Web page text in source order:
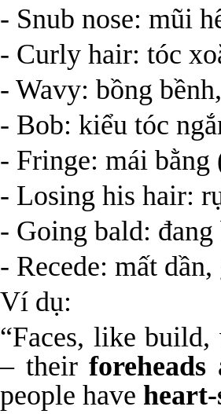
- Snub nose: mũi
- Curly hair: tóc
- Wavy: bồng
- Bob: kiểu tóc
- Fringe: mái bằng
- Losing his hair:
- Going bald:
- Recede: mất
Ví dụ:
“Faces, like
– theirforeheads
people have heart-